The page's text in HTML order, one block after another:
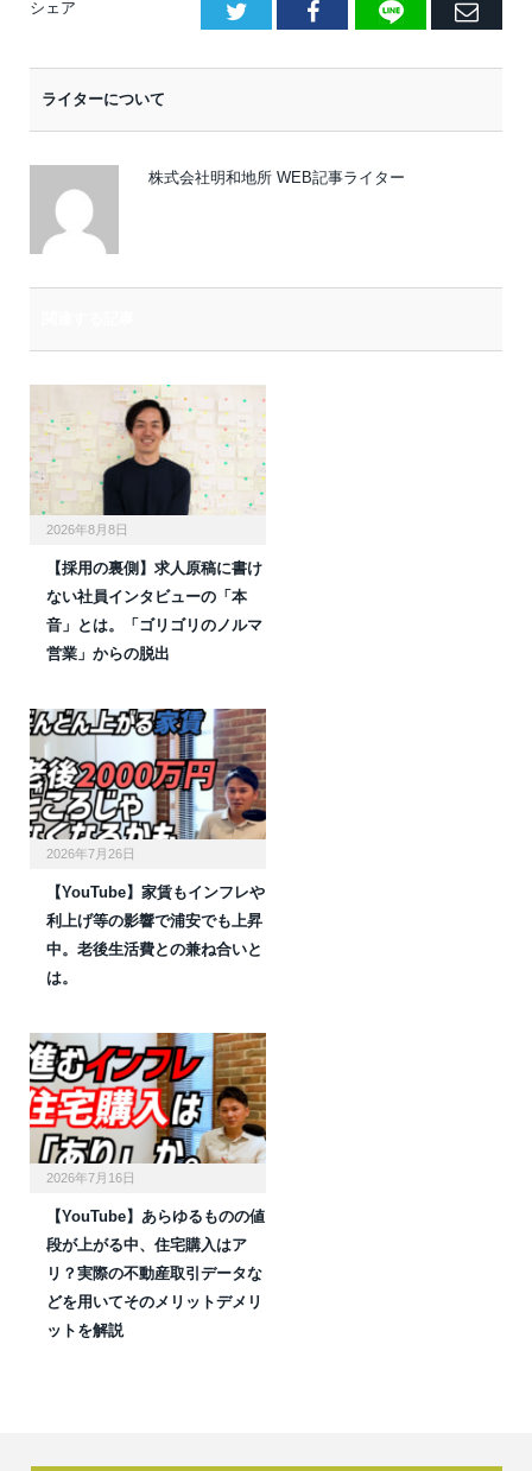
シェア Facebook
E
ライターについて
株式会社明和地所 WEB記事ライター
2026年8月8日
【採用の裏側】求人原稿に書け
ない社員インタビューの「本
音」とは。「ゴリゴリのノルマ
営業」からの脱出
2026年7月26日
【YouTube】家賃もインフレや
利上げ等の影響で浦安でも上昇
中。老後生活費との兼ね合いと
は。
2026年7月16日
【YouTube】あらゆるものの値
段が上がる中、住宅購入はア
リ？実際の不動産取引データな
どを用いてそのメリットデメリ
ットを解説